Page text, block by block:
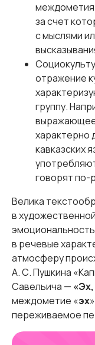
междометия
за счет
с мыслями
отражение
группу.
выражающее
характерно
кавказских
говорят по-
Велика
в
в речевые
атмосферу
А. С. Пушкина
Савельича —
междометие «эх
переживаемое